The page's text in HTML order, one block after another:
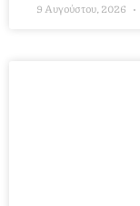
9 Αυγούστου, 2026